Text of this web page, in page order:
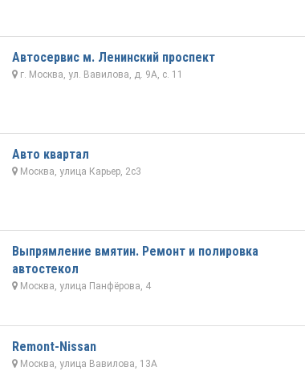
Автосервис м. Ленинский проспект
г. Москва, ул. Вавилова, д. 9А, с. 11
Авто квартал
Москва, улица Карьер, 2с3
Выпрямление вмятин. Ремонт и полировка
автостекол
Москва, улица Панфёрова, 4
Remont-Nissan
Москва, улица Вавилова, 13А